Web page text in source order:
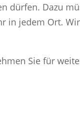
dürfen. Dazu
in jedem Ort.
Sie für